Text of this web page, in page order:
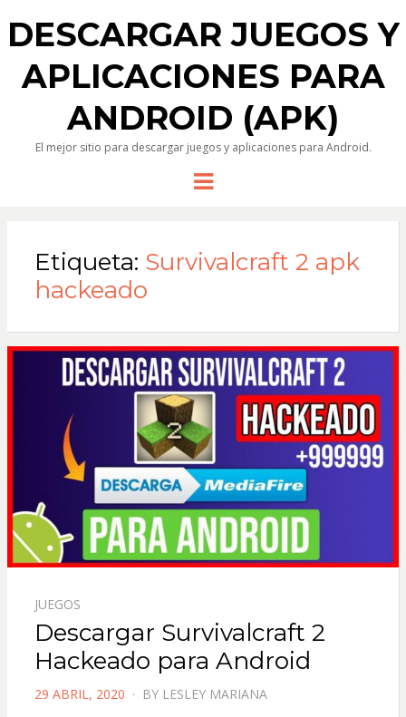
DESCARGAR JUEGOS Y
APLICACIONES PARA
ANDROID (APK)
El mejor sitio para descargar juegos y aplicaciones para Android.
Menu
Etiqueta: Survivalcraft 2 apk
hackeado
JUEGOS
Descargar Survivalcraft 2
Hackeado para Android
POSTED
29 ABRIL, 2020 BY LESLEY MARIANA